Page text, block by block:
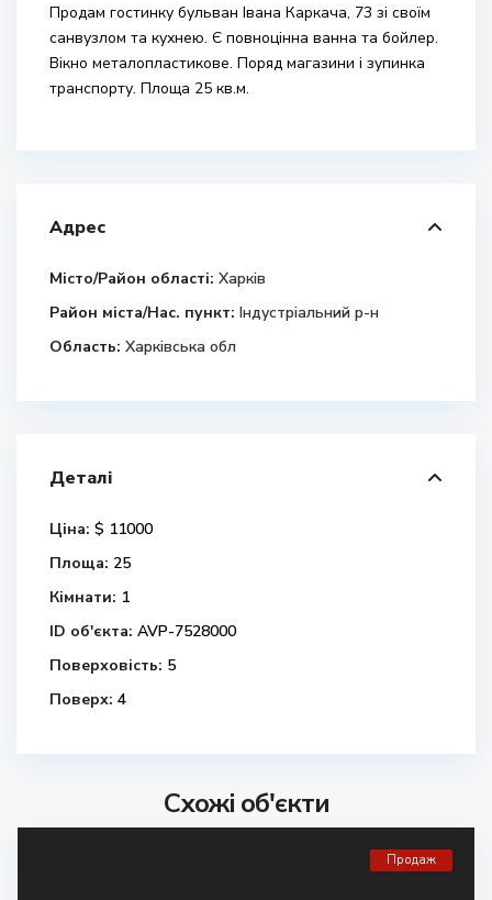
Продам гостинку бульван Івана Каркача, 73 зі своїм
санвузлом та кухнею. Є повноцінна ванна та бойлер.
Вікно металопластикове. Поряд магазини і зупинка
транспорту. Площа 25 кв.м.
Адрес
Місто/Район області: Харків
Район міста/Нас. пункт: Індустріальний р-н
Область: Харківська обл
Деталі
Ціна: $ 11000
Площа: 25
Кімнати: 1
ID об'єкта: AVP-7528000
Поверховість: 5
Поверх: 4
Схожі об'єкти
Продаж